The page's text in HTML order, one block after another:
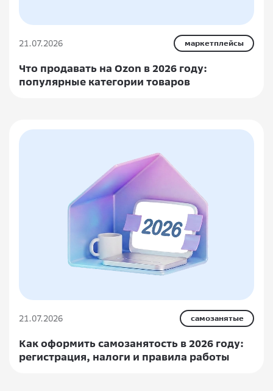
21.07.2026 маркетплейсы
Что продавать на Ozon в 2026 году:
популярные категории товаров
21.07.2026 самозанятые
Как оформить самозанятость в 2026 году:
регистрация, налоги и правила работы